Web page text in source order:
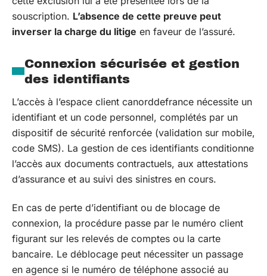
souscription. L’absence de cette preuve peut
inverser la charge du litige en faveur de l’assuré.
Connexion sécurisée et gestion
des identifiants
L’accès à l’espace client canorddefrance nécessite un
identifiant et un code personnel, complétés par un
dispositif de sécurité renforcée (validation sur mobile,
code SMS). La gestion de ces identifiants conditionne
l’accès aux documents contractuels, aux attestations
d’assurance et au suivi des sinistres en cours.
En cas de perte d’identifiant ou de blocage de
connexion, la procédure passe par le numéro client
figurant sur les relevés de comptes ou la carte
bancaire. Le déblocage peut nécessiter un passage
en agence si le numéro de téléphone associé au